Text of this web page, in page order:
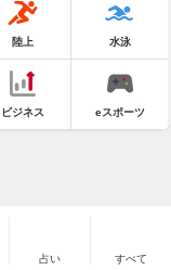
陸上 水泳
ビジネス eスポーツ
占い すべて